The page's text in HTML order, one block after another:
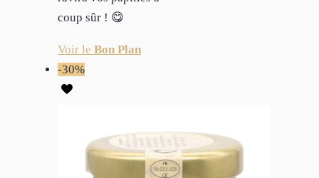
coup sûr ! 😋
Voir le Bon Plan
-30%